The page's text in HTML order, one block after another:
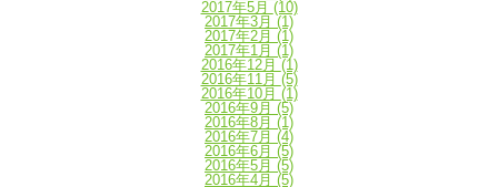
2017年5月 (10)
2017年3月 (1)
2017年2月 (1)
2017年1月 (1)
2016年12月 (1)
2016年11月 (5)
2016年10月 (1)
2016年9月 (5)
2016年8月 (1)
2016年7月 (4)
2016年6月 (5)
2016年5月 (5)
2016年4月 (5)